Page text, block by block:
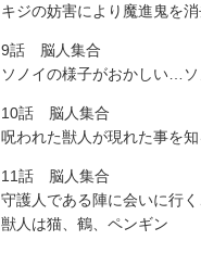
キジの妨害により魔進鬼を
9話 脳人集合
ソノイの様子がおかしい…
10話 脳人集合
呪われた獣人が現れた事を
11話 脳人集合
守護人である陣に会いに行
獣人は猫、鶴、ペンギン